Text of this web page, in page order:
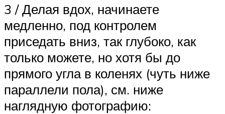
3 / Делая вдох, начинаете
медленно, под контролем
приседать вниз, так глубоко, как
только можете, но хотя бы до
прямого угла в коленях (чуть ниже
параллели пола), см. ниже
наглядную фотографию: